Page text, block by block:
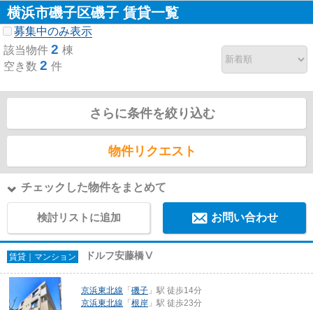
横浜市磯子区磯子 賃貸一覧
募集中のみ表示
該当物件 2 棟
空き数 2 件
さらに条件を絞り込む
物件リクエスト
チェックした物件をまとめて
検討リストに追加 お問い合わせ
賃貸｜マンション ドルフ安藤橋Ⅴ
京浜東北線 「 磯子 」駅 徒歩14分
京浜東北線 「 根岸 」駅 徒歩23分